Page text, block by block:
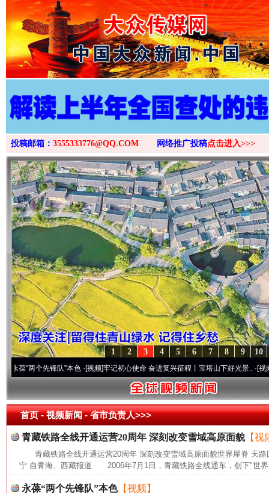
>
投稿邮箱： 3555333776@QQ.COM 网络推广投稿点击进入>>>
10
9
8
7
6
5
4
3
2
1
两个先锋队”本色·[视频]牢记初心使命 奋进复兴征程丨宝塔山下好光景..·[视频]因党
首页- 视频新闻 -省市负责人>>>
青藏铁路全线开通运营20周年 深刻改变雪域高原面貌【视
青藏铁路全线开通运营20周年 深刻改变雪域高原面貌世界屋脊 天
宁 自青海、西藏报道 2006年7月1日，青藏铁路全线通车，创下"世界
永葆“两个先锋队”本色【视频】